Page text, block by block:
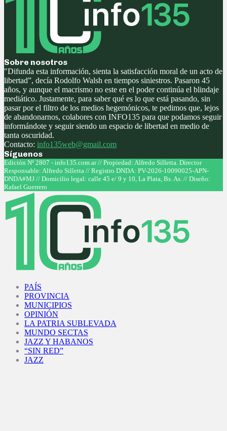
Sobre nosotros
"Difunda esta información, sienta la satisfacción moral de un acto de
libertad”, decía Rodolfo Walsh en tiempos siniestros. Pasaron 45
años, y aunque el macrismo no este en el poder continúa el blindaje
mediático. Justamente, para saber qué es lo que está pasando, sin
pasar por el filtro de los medios hegemónicos, te pedimos que, lejos
de abandonarnos, colabores con INFO135 para que podamos seguir
informándote y seguir siendo un espacio de libertad en medio de
tanta oscuridad.
Contacto: info135web@gmail.com
Síguenos
Facebook
Twitter
Instagram
Youtube
Edición Nº 2807 - info135.com.ar // Propiedad: Alfredo Silletta. Director
Responsable: Alfredo Silletta // Registro DNDA: PV-2026-10090025-APN-
DNDA#MJ // Domicilio legal: calle 45 e/ 9 y 10, La Plata, Bs. As. // Diseño:
Rafael Guerrero
PAÍS
PROVINCIA
MUNICIPIOS
OPINIÓN
LA PATRIA SUBLEVADA
MUNDO SECTAS
JAZZ Y HABANOS
“SIN RED”
JAZZ